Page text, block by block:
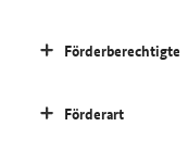
Förderberechtigte
Förderart